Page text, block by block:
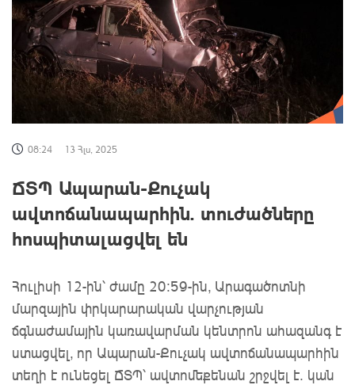
08:24 13 Հլս, 2025
ՃՏՊ Ապարան-Քուչակ
ավտոճանապարհին. տուժածները
հոսպիտալացվել են
Հուլիսի 12-ին՝ ժամը 20:59-ին, Արագածոտնի
մարզային փրկարարական վարչության
ճգնաժամային կառավարման կենտրոն ահազանգ է
ստացվել, որ Ապարան-Քուչակ ավտոճանապարհին
տեղի է ունեցել ՃՏՊ՝ ավտոմեքենան շրջվել է․ կան